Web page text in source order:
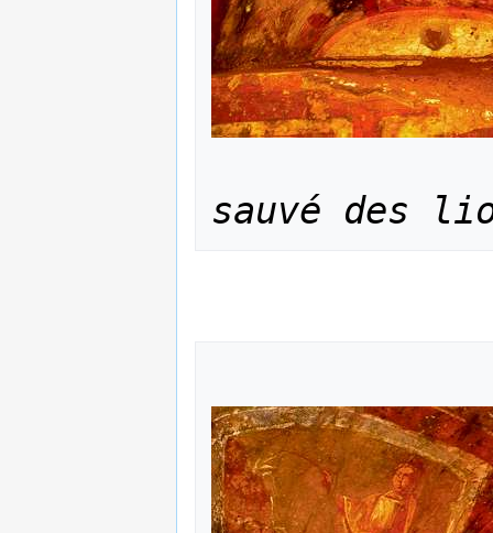
sauvé des